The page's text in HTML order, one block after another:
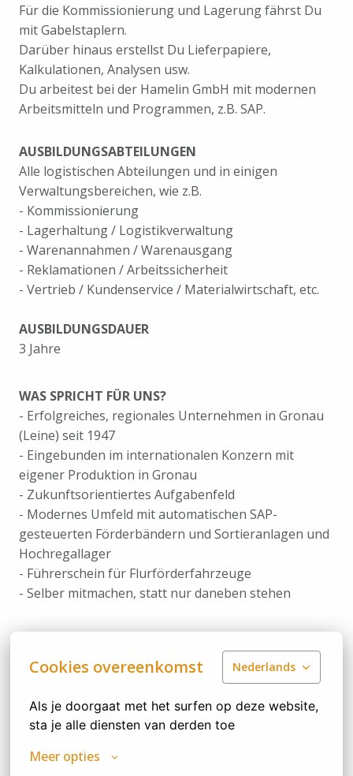
Cookies overeenkomst Nederlands
Als je doorgaat met het surfen op deze website,
sta je alle diensten van derden toe
Meer opties
Für die Kommissionierung und Lagerung fährst Du
mit Gabelstaplern.
Darüber hinaus erstellst Du Lieferpapiere,
Kalkulationen, Analysen usw.
Du arbeitest bei der Hamelin GmbH mit modernen
Arbeitsmitteln und Programmen, z.B. SAP.
AUSBILDUNGSABTEILUNGEN
Alle logistischen Abteilungen und in einigen
Verwaltungsbereichen, wie z.B.
- Kommissionierung
- Lagerhaltung / Logistikverwaltung
- Warenannahmen / Warenausgang
- Reklamationen / Arbeitssicherheit
- Vertrieb / Kundenservice / Materialwirtschaft, etc.
AUSBILDUNGSDAUER
3 Jahre
WAS SPRICHT FÜR UNS?
- Erfolgreiches, regionales Unternehmen in Gronau
(Leine) seit 1947
- Eingebunden im internationalen Konzern mit
eigener Produktion in Gronau
- Zukunftsorientiertes Aufgabenfeld
- Modernes Umfeld mit automatischen SAP-
gesteuerten Förderbändern und Sortieranlagen und
Hochregallager
- Führerschein für Flurförderfahrzeuge
- Selber mitmachen, statt nur daneben stehen
- Mindestens einen guten Hauptschulabschluss
- Gute Mathe- und Deutschkenntnisse
- Teamplayer